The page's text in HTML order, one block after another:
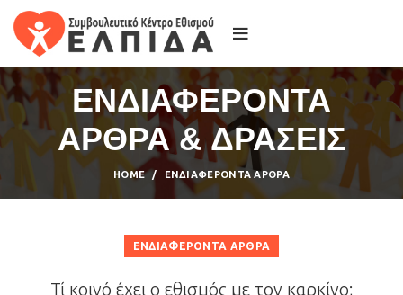
ΕΝΔΙΑΦΕΡΟΝΤΑ
ΑΡΘΡΑ & ΔΡΑΣΕΙΣ
HOME ΕΝΔΙΑΦΈΡΟΝΤΑ ΆΡΘΡΑ
ΕΝΔΙΑΦΈΡΟΝΤΑ ΆΡΘΡΑ
Τί κοινό έχει ο εθισμός με τον καρκίνο;